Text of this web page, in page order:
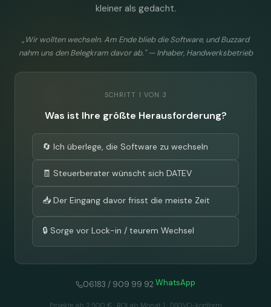
kleiner als gedacht.
„Wir wollten wechseln. Am Ende blieb die Software, und Buzzard
nahm uns den Belegkram davor ab." — Inhaber, Handwerksbetrieb
SCHRITT 1 VON 3
Was ist Ihre größte Herausforderung?
🔄 Ich überlege, die Software zu wechseln
🧾 Steuerberater wünscht sich DATEV
📥 Der Eingang davor frisst die meiste Zeit
🔒 Sorge vor Lock-in / teurem Wechsel
06183 / 909 99 92·WhatsApp
Projekte ab 2.500 € · ROI ab Monat 1 · DSGVO-konform